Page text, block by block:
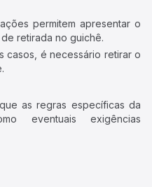
permitem apresentar o
retirada no guichê.
casos, é necessário retirar o
as regras específicas da
eventuais exigências